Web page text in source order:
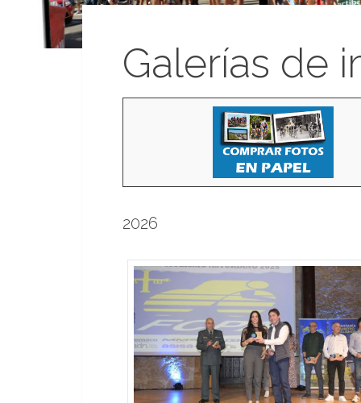
Galerías de
2026